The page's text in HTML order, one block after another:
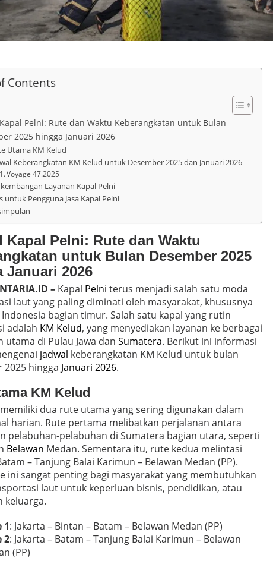
Contents
Pelni: Rute dan Waktu Keberangkatan untuk Bulan
2025 hingga Januari 2026
Utama KM Kelud
Keberangkatan KM Kelud untuk Desember 2025 dan Januari 2026
Voyage 47.2025
Layanan Kapal Pelni
untuk Pengguna Jasa Kapal Pelni
Kapal Pelni: Rute dan Waktu
untuk Bulan Desember 2025
Januari 2026
– Kapal Pelni terus menjadi salah satu moda
laut yang paling diminati oleh masyarakat, khususnya
bagian timur. Salah satu kapal yang rutin
adalah KM Kelud, yang menyediakan layanan ke berbagai
utama di Pulau Jawa dan Sumatera. Berikut ini informasi
jadwal keberangkatan KM Kelud untuk bulan
2025 hingga Januari 2026.
KM Kelud
dua rute utama yang sering digunakan dalam
harian. Rute pertama melibatkan perjalanan antara
pelabuhan-pelabuhan di Sumatera bagian utara, seperti
Belawan Medan. Sementara itu, rute kedua melintasi
– Tanjung Balai Karimun – Belawan Medan (PP).
ini sangat penting bagi masyarakat yang membutuhkan
laut untuk keperluan bisnis, pendidikan, atau
keluarga.
1: Jakarta – Bintan – Batam – Belawan Medan (PP)
2: Jakarta – Batam – Tanjung Balai Karimun – Belawan
(PP)